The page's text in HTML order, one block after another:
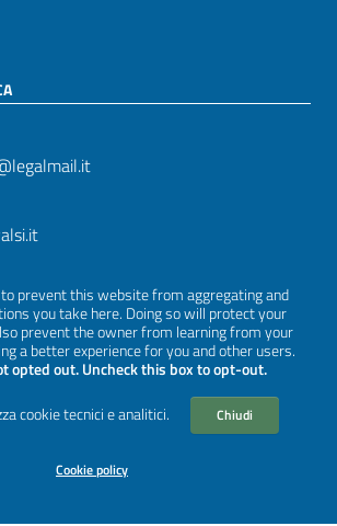
prevent this website from aggregating and
you take here. Doing so will protect your
prevent the owner from learning from your
a better experience for you and other users.
opted out. Uncheck this box to opt-out.
cookie tecnici e analitici.
Chiudi
Cookie policy
Utili